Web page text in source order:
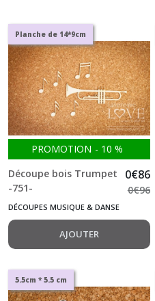
Planche de 14*9cm
PROMOTION - 10 %
Découpe bois Trumpet
-751-
0€86
0€96
DÉCOUPES MUSIQUE & DANSE
AJOUTER
5.5cm * 5.5 cm